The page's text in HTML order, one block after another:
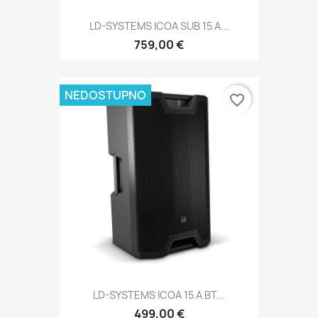
LD-SYSTEMS ICOA SUB 15 A...
759,00 €
LD-SYSTEMS ICOA 15 A BT...
499,00 €
NEDOSTUPNO favorite_border